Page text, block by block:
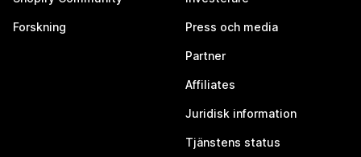
Forskning Press och media
Partner
Affiliates
Juridisk information
Tjänstens status